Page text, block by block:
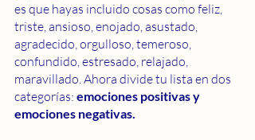
es que hayas incluido cosas como feliz,
triste, ansioso, enojado, asustado,
agradecido, orgulloso, temeroso,
confundido, estresado, relajado,
maravillado. Ahora divide tu lista en dos
categorías: emociones positivas y
emociones negativas.